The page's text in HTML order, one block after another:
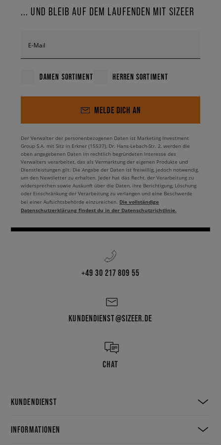
mit der klassischen Jeans, als auch modernen Joggern. Mit Hilfe dieser
... UND BLEIB AUF DEM LAUFENDEN MIT SIZEER
E-Mail
DAMEN SORTIMENT HERREN SORTIMENT
MELDE DICH AN
Der Verwalter der personenbezogenen Daten ist Marketing Investment
Group S.A. mit Sitz in Erkner (15537), Dr. Hans-Lebach-Str. 2, werden die
oben angegebenen Daten im rechtlich begründeten Interesse des
Verwalters verarbeitet, das als Vermarktung der eigenen Produkte und
Dienstleistungen gilt. Die Angabe der Daten ist freiwillig, jedoch notwendig,
um den Newsletter zu erhalten. Jeder hat das Recht, der Verarbeitung zu
widersprechen sowie Auskunft über die Daten, ihre Berichtigung, Löschung
oder Einschränkung der Verarbeitung zu verlangen und eine Beschwerde
bei einer Aufsichtsbehörde einzureichen. Die vollständige
Datenschutzerklärung findest du in der Datenschutzrichtlinie.
+49 30 217 809 55
KUNDENDIENST@SIZEER.DE
CHAT
KUNDENDIENST
INFORMATIONEN